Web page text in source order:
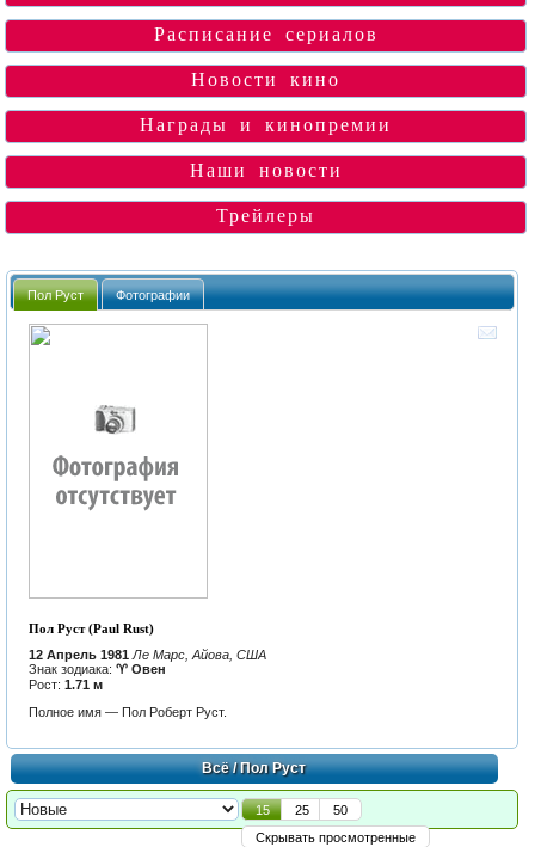
Расписание сериалов
Новости кино
Награды и кинопремии
Наши новости
Трейлеры
Пол Руст Фотографии
Пол Руст (Paul Rust)
12 Апрель 1981 Ле Марс, Айова, США
Знак зодиака: ♈ Овен
Рост: 1.71 м
Полное имя — Пол Роберт Руст.
Всё/ Пол Руст
15 25
50
Скрывать просмотренные